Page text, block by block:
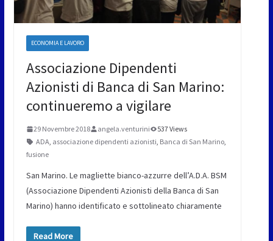
ECONOMIA E LAVORO
Associazione Dipendenti
Azionisti di Banca di San Marino:
continueremo a vigilare
29 Novembre 2018 angela.venturini
537 Views
ADA, associazione dipendenti azionisti, Banca di San Marino,
fusione
San Marino. Le magliette bianco-azzurre dell’A.D.A. BSM
(Associazione Dipendenti Azionisti della Banca di San
Marino) hanno identificato e sottolineato chiaramente
Read More